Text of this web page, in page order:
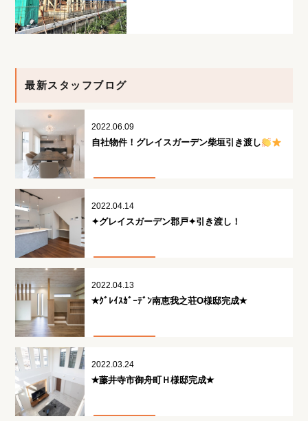
最新スタッフブログ
2022.06.09
自社物件！グレイスガーデン柴垣引き渡し
2022.04.14
✦グレイスガーデン郡戸✦引き渡し！
2022.04.13
✭ｸﾞﾚｲｽｶﾞｰﾃﾞﾝ南恵我之荘O様邸完成✭
2022.03.24
✭藤井寺市御舟町Ｈ様邸完成✭